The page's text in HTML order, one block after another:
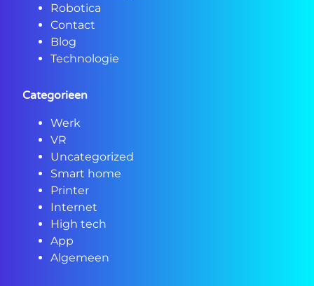
Robotica
Contact
Blog
Technologie
Categorieen
Werk
VR
Uncategorized
Smart home
Printer
Internet
High tech
App
Algemeen